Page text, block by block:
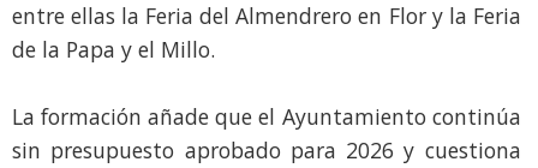
entre ellas la Feria del Almendrero en Flor y la Feria
de la Papa y el Millo.
La formación añade que el Ayuntamiento continúa
sin presupuesto aprobado para 2026 y cuestiona